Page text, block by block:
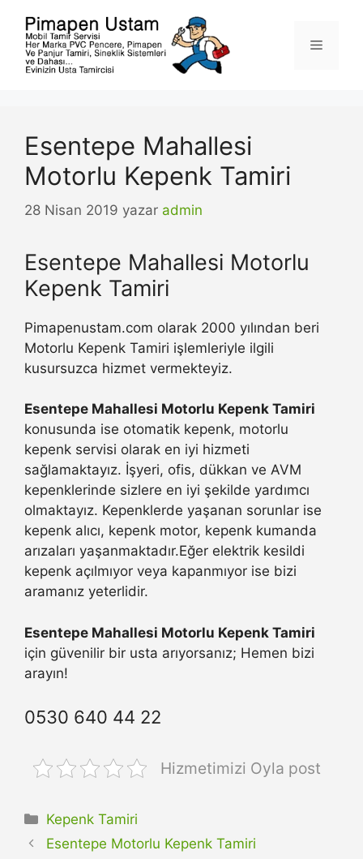
Menü
Esentepe Mahallesi
Motorlu Kepenk Tamiri
28 Nisan 2019 yazar admin
Esentepe Mahallesi Motorlu
Kepenk Tamiri
Pimapenustam.com olarak 2000 yılından beri
Motorlu Kepenk Tamiri işlemleriyle ilgili
kusursuzca hizmet vermekteyiz.
Esentepe Mahallesi Motorlu Kepenk Tamiri
konusunda ise otomatik kepenk, motorlu
kepenk servisi olarak en iyi hizmeti
sağlamaktayız. İşyeri, ofis, dükkan ve AVM
kepenklerinde sizlere en iyi şekilde yardımcı
olmaktayız. Kepenklerde yaşanan sorunlar ise
kepenk alıcı, kepenk motor, kepenk kumanda
arızaları yaşanmaktadır.Eğer elektrik kesildi
kepenk açılmıyor veya kapanmıyor ise bizi
aramanız yeterlidir.
Esentepe Mahallesi Motorlu Kepenk Tamiri
için güvenilir bir usta arıyorsanız; Hemen bizi
arayın!
0530 640 44 22
Hizmetimizi Oyla post
Kategoriler
Kepenk Tamiri
Esentepe Motorlu Kepenk Tamiri